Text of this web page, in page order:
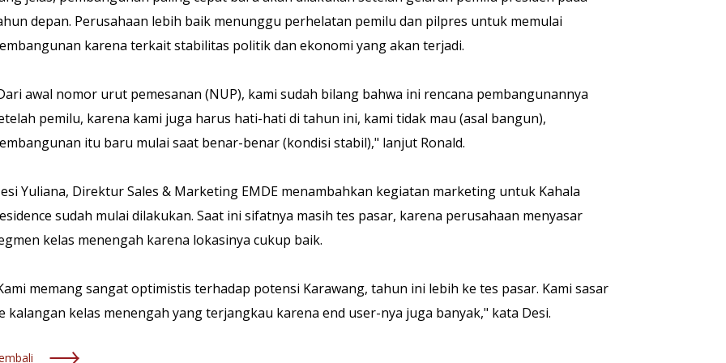
depan. Perusahaan lebih baik menunggu perhelatan pemilu dan pilpres untuk memulai
karena terkait stabilitas politik dan ekonomi yang akan terjadi.
awal nomor urut pemesanan (NUP), kami sudah bilang bahwa ini rencana pembangunannya
pemilu, karena kami juga harus hati-hati di tahun ini, kami tidak mau (asal bangun),
itu baru mulai saat benar-benar (kondisi stabil)," lanjut Ronald.
Yuliana, Direktur Sales & Marketing EMDE menambahkan kegiatan marketing untuk Kahala
sudah mulai dilakukan. Saat ini sifatnya masih tes pasar, karena perusahaan menyasar
kelas menengah karena lokasinya cukup baik.
memang sangat optimistis terhadap potensi Karawang, tahun ini lebih ke tes pasar. Kami sasar
kalangan kelas menengah yang terjangkau karena end user-nya juga banyak," kata Desi.